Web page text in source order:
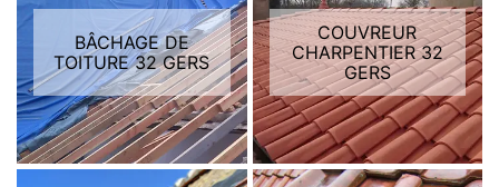
BÂCHAGE DE
TOITURE 32 GERS
COUVREUR
CHARPENTIER 32
GERS